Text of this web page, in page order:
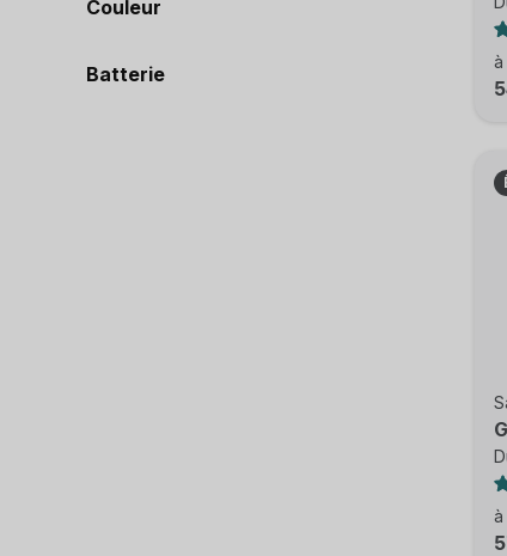
à
à
Couleur
Batterie